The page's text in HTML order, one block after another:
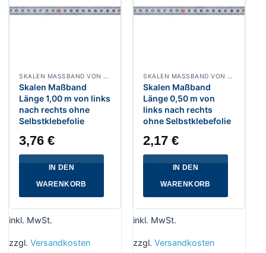
Skalen Maßband
Länge 1,00 m von links
nach rechts ohne
Selbstklebefolie
3,76€
IN DEN
WARENKORB
inkl. MwSt.
zzgl. Versandkosten
Skalen Maßband
Länge 0,50 m von
links nach rechts
ohne Selbstklebefolie
2,17€
IN DEN
WARENKORB
inkl. MwSt.
zzgl. Versandkosten